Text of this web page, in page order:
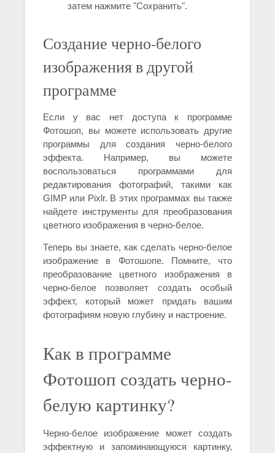
затем нажмите "Сохранить".
Создание черно-белого
изображения в другой
программе
Если у вас нет доступа к программе
Фотошоп, вы можете использовать другие
программы для создания черно-белого
эффекта. Например, вы можете
воспользоваться программами для
редактирования фотографий, такими как
GIMP или Pixlr. В этих программах вы также
найдете инструменты для преобразования
цветного изображения в черно-белое.
Теперь вы знаете, как сделать черно-белое
изображение в Фотошопе. Помните, что
преобразование цветного изображения в
черно-белое позволяет создать особый
эффект, который может придать вашим
фотографиям новую глубину и настроение.
Как в программе
Фотошоп создать черно-
белую картинку?
Черно-белое изображение может создать
эффектную и запоминающуюся картинку,